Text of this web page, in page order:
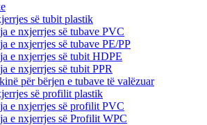
së tubit plastik
e nxjerrjes së tubave PVC
e nxjerrjes së tubave PE/PP
e nxjerrjes së tubit HDPE
e nxjerrjes së tubit PPR
për bërjen e tubave të valëzuar
së profilit plastik
e nxjerrjes së profilit PVC
e nxjerrjes së Profilit WPC